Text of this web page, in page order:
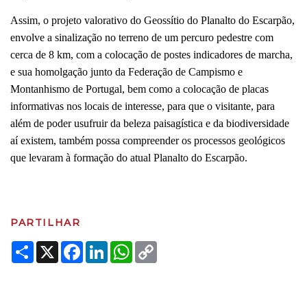
Assim, o projeto valorativo do Geossítio do Planalto do Escarpão,
envolve a sinalização no terreno de um percuro pedestre com
cerca de 8 km, com a colocação de postes indicadores de marcha,
e sua homolgação junto da Federação de Campismo e
Montanhismo de Portugal, bem como a colocação de placas
informativas nos locais de interesse, para que o visitante, para
além de poder usufruir da beleza paisagística e da biodiversidade
aí existem, também possa compreender os processos geológicos
que levaram à formação do atual Planalto do Escarpão.
PARTILHAR
Share
X Facebook
LinkedInWhatsApp